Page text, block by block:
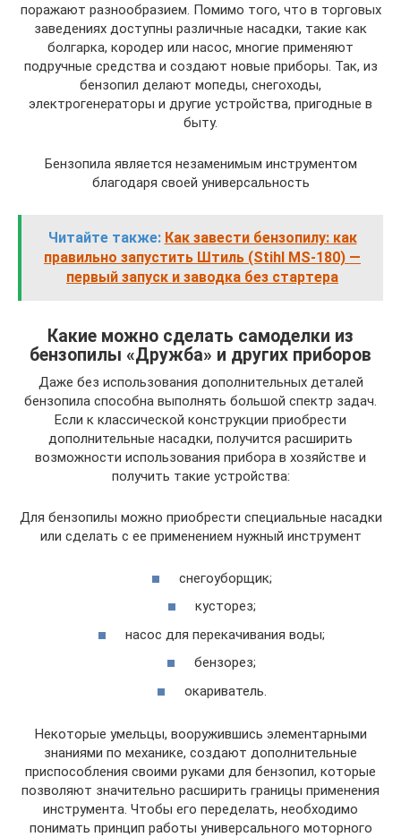
поражают разнообразием. Помимо того, что в торговых
заведениях доступны различные насадки, такие как
болгарка, кородер или насос, многие применяют
подручные средства и создают новые приборы. Так, из
бензопил делают мопеды, снегоходы,
электрогенераторы и другие устройства, пригодные в
быту.
Бензопила является незаменимым инструментом
благодаря своей универсальность
Читайте также: Как завести бензопилу: как
правильно запустить Штиль (Stihl MS-180) —
первый запуск и заводка без стартера
Какие можно сделать самоделки из
бензопилы «Дружба» и других приборов
Даже без использования дополнительных деталей
бензопила способна выполнять большой спектр задач.
Если к классической конструкции приобрести
дополнительные насадки, получится расширить
возможности использования прибора в хозяйстве и
получить такие устройства:
Для бензопилы можно приобрести специальные насадки
или сделать с ее применением нужный инструмент
снегоуборщик;
кусторез;
насос для перекачивания воды;
бензорез;
окариватель.
Некоторые умельцы, вооружившись элементарными
знаниями по механике, создают дополнительные
приспособления своими руками для бензопил, которые
позволяют значительно расширить границы применения
инструмента. Чтобы его переделать, необходимо
понимать принцип работы универсального моторного